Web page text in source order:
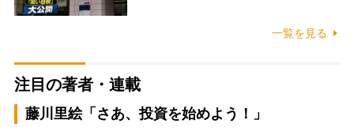
一覧を見る
注目の著者・連載
藤川里絵「さあ、投資を始めよう！」